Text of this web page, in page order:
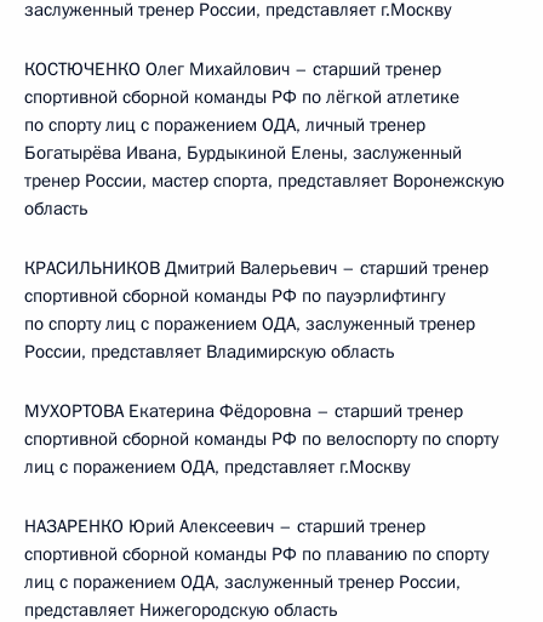
заслуженный тренер России, представляет г.Москву
КОСТЮЧЕНКО Олег Михайлович – старший тренер
спортивной сборной команды РФ по лёгкой атлетике
по спорту лиц с поражением ОДА, личный тренер
Богатырёва Ивана, Бурдыкиной Елены, заслуженный
тренер России, мастер спорта, представляет Воронежскую
область
КРАСИЛЬНИКОВ Дмитрий Валерьевич – старший тренер
спортивной сборной команды РФ по пауэрлифтингу
по спорту лиц с поражением ОДА, заслуженный тренер
России, представляет Владимирскую область
МУХОРТОВА Екатерина Фёдоровна – старший тренер
спортивной сборной команды РФ по велоспорту по спорту
лиц с поражением ОДА, представляет г.Москву
НАЗАРЕНКО Юрий Алексеевич – старший тренер
спортивной сборной команды РФ по плаванию по спорту
лиц с поражением ОДА, заслуженный тренер России,
представляет Нижегородскую область